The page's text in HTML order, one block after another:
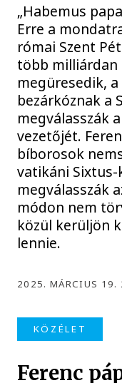
„Habemus
Erre a
római Szent
több milliárdan
megüresedik,
bezárkóznak a
megválasszák
vezetőjét.
bíborosok
vatikáni
megválasszák
módon nem
közül kerüljön
lennie.
2025. MÁRCIUS 19.
KÖZÉLET
Ferenc